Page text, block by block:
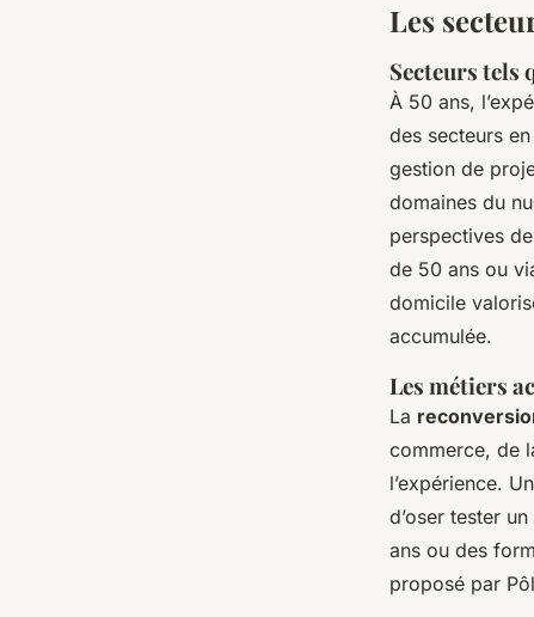
Les
Secteurs tels
À 50 ans,
des secteurs
gestion de
domaines du
perspectives
de 50 ans ou
domicile
accumulée.
Les métiers
La
commerce, de
l’expérience. Un
d’oser tester
ans ou des
proposé par